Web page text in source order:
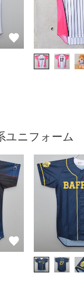
ユニフォーム